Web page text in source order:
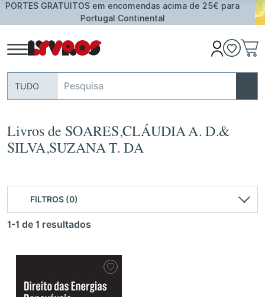
de 25€ para
Oferta de Toalha de Praia em
TUDO
Livros de SOARES,CLÁUDIA A. D.&
SILVA,SUZANA T. DA
FILTROS (0)
1-1 de 1 resultados